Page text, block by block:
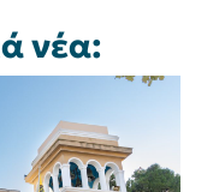
νέα: